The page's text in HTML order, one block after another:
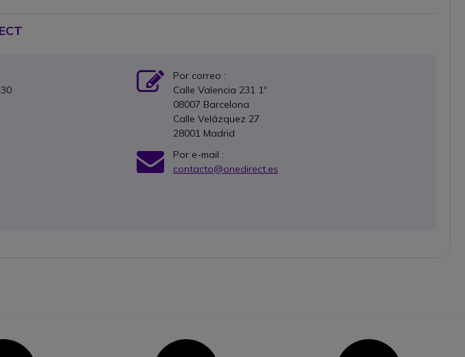
Icon
Por correo :
Calle Valencia 231 1º
08007 Barcelona
Calle Velázquez 27
28001 Madrid
Icon
Por e-mail :
contacto@onedirect.es